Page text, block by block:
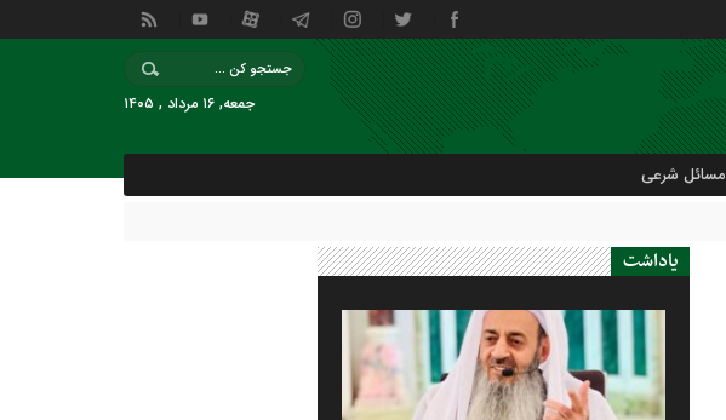
جمعه, ۱۶ مرداد , ۱۴۰۵
مسائل شرعی
یاداشت